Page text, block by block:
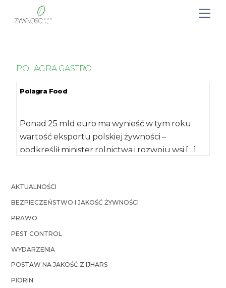
POLAGRA GASTRO
Polagra Food
Ponad 25 mld euro ma wynieść w tym roku
wartość eksportu polskiej żywności –
podkreślił minister rolnictwa i rozwoju wsi […]
AKTUALNOŚCI
BEZPIECZEŃSTWO I JAKOŚĆ ŻYWNOŚCI
PRAWO
PEST CONTROL
WYDARZENIA
POSTAW NA JAKOŚĆ Z IJHARS
PIORIN